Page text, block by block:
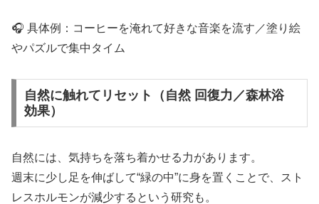
🎧 具体例：コーヒーを淹れて好きな音楽を流す／塗り絵
やパズルで集中タイム
自然に触れてリセット（自然 回復力／森林浴
効果）
自然には、気持ちを落ち着かせる力があります。
週末に少し足を伸ばして“緑の中”に身を置くことで、スト
レスホルモンが減少するという研究も。